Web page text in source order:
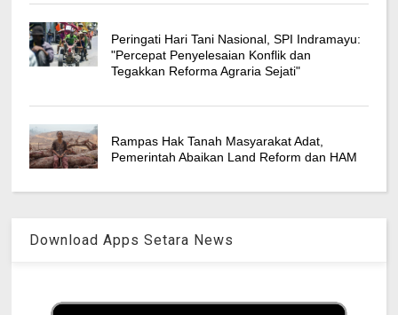
Peringati Hari Tani Nasional, SPI Indramayu:
"Percepat Penyelesaian Konflik dan
Tegakkan Reforma Agraria Sejati"
Rampas Hak Tanah Masyarakat Adat,
Pemerintah Abaikan Land Reform dan HAM
Download Apps Setara News